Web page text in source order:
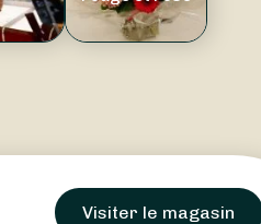
Visiter le magasin